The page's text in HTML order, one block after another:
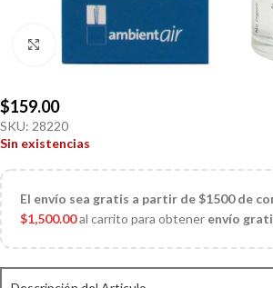
Click to enlarge
$159.00
SKU: 28220
Sin existencias
El envío sea gratis a partir de $1500 de
$1,500.00al carrito para obtener envío